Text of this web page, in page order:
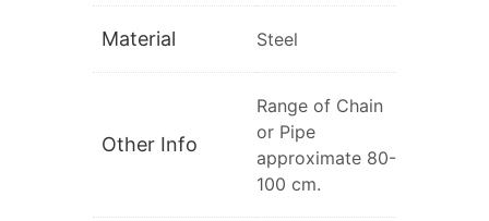
Material Steel
Other Info
Range of Chain
or Pipe
approximate 80-
100 cm.